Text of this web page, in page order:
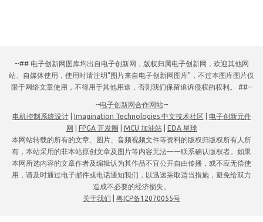
--## 电子创新网图库均出自电子创新网，版权归属电子创新网，欢迎其他网
站、自媒体使用，使用时请注明“图片来自电子创新网图库”，不过本图库图片仅
限于网络文章使用，不得用于其他用途，否则我们保留追诉侵权的权利。 ##--
--电子创新网合作网站--
电机控制系统设计| Imagination Technologies 中文技术社区
电子创新元件
网
FPGA 开发圈 MCU 加油站| EDA 星球
本网站转载的所有的文章、图片、音频视频文件等资料的版权归版权所有人所
有，本站采用的非本站原创文章及图片等内容无法一一联系确认版权者。如果
本网所选内容的文章作者及编辑认为其作品不宜公开自由传播，或不应无偿使
用，请及时通过电子邮件或电话通知我们，以迅速采取适当措施，避免给双方
造成不必要的经济损失。
关于我们
粤ICP备12070055号